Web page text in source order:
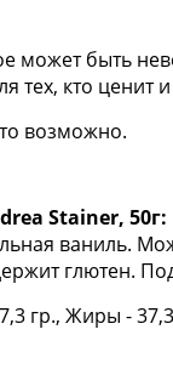
может быть
тех, кто ценит
возможно.
Stainer, 50г:
ваниль.
глютен.
гр., Жиры -